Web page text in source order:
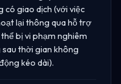
có giao dịch (với việc
lại thông qua hỗ trợ
bị vi phạm nghiêm
thời gian không
kéo dài).